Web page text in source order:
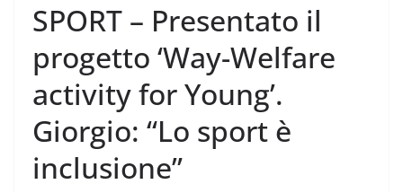
SPORT – Presentato il
progetto ‘Way-Welfare
activity for Young’.
Giorgio: “Lo sport è
inclusione”